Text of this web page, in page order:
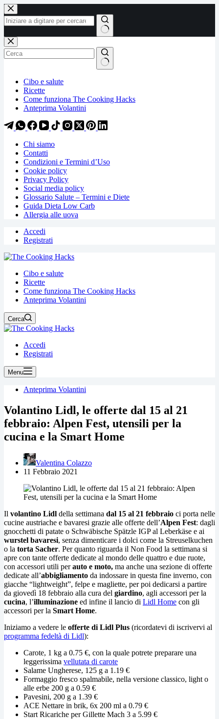
Salta
al
contenuto
Salta
al
contenuto
Nessun
risultato
Cibo e salute
Ricette
Come funziona The Cooking Hacks
Anteprima Volantini
Chi siamo
Contatti
Condizioni e Termini d’Uso
Cookie policy
Privacy Policy
Social media policy
Glossario Salute – Termini e Diete
Guida Dieta Low Carb
Allergia alle uova
Accedi
Registrati
Cibo e salute
Ricette
Come funziona The Cooking Hacks
Anteprima Volantini
Cerca
Accedi
Registrati
Menu
Anteprima Volantini
Volantino Lidl, le offerte dal 15 al 21
febbraio: Alpen Fest, utensili per la
cucina e la Smart Home
Valentina Colazzo
11 Febbraio 2021
Il volantino Lidl della settimana dal 15 al 21 febbraio ci porta nelle
cucine austriache e bavaresi grazie alle offerte dell’Alpen Fest: dagli
gnocchetti di patate o Schwäbische Spätzle IGP al Leberkäse e ai
wurstel bavaresi, senza dimenticare i dolci come la Streuselkuchen
o la torta Sacher. Per quanto riguarda il Non Food la settimana si
apre con tante offerte dedicate al mondo delle quattro e due ruote,
con accessori utili perauto e moto, ma anche una sezione di offerte
dedicate all’abbigliamento da indossare in questa fine inverno, con
giacche “lightweight”, felpe e magliette, per poi dedicarsi a partire
da giovedì 18 febbraio alla cura del giardino, agli accessori per la
cucina, l’illuminazione ed infine il lancio di Lidl Home con gli
accessori per la Smart Home.
Iniziamo a vedere le offerte di Lidl Plus (ricordatevi di iscrivervi al
programma fedeltà di Lidl):
Carote, 1 kg a 0.75 €, con la quale potrete preparare una
leggerissima vellutata di carote
Salame Ungherese, 125 g a 1.19 €
Formaggio fresco spalmabile, nella versione classico, light o
alle erbe 200 g a 0.59 €
Pavesini, 200 g a 1.39 €
ACE Nettare in brik, 6x 200 ml a 0.79 €
Start Ricariche per Gillette Mach 3 a 5.99 €